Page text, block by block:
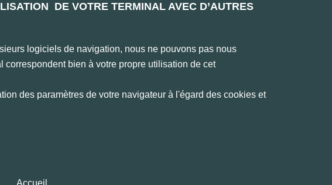
DE VOTRE TERMINAL AVEC D’AUTRES
logiciels de navigation, nous ne pouvons pas nous
bien à votre propre utilisation de cet
des paramètres de votre navigateur à l'égard des cookies et
Accueil